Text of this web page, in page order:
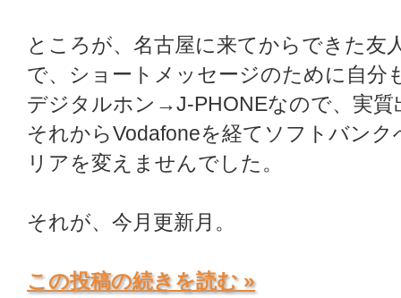
ところが、名古屋に来てからできた友
で、ショートメッセージのために自分
デジタルホン→J-PHONEなので、実質
それからVodafoneを経てソフトバン
リアを変えませんでした。
それが、今月更新月。
この投稿の続きを読む »